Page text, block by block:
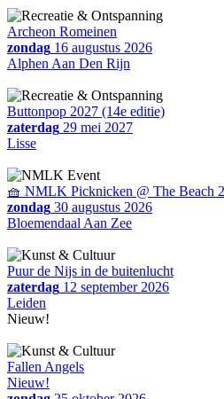
Archeon Romeinen
zondag 16 augustus 2026
Alphen Aan Den Rijn
Buttonpop 2027 (14e editie)
zaterdag 29 mei 2027
Lisse
🧺 NMLK Picknicken @ The Beach
zondag 30 augustus 2026
Bloemendaal Aan Zee
Puur de Nijs in de buitenlucht
zaterdag 12 september 2026
Leiden
Nieuw!
Fallen Angels
Nieuw!